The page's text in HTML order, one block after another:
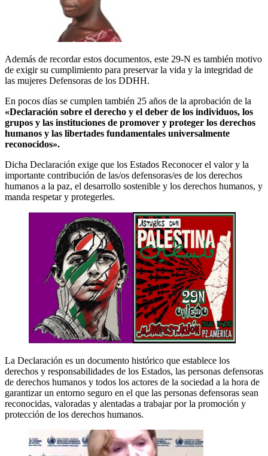
Además de recordar estos documentos, este 29-N es también motivo
de exigir su cumplimiento para preservar la vida y la integridad de
las mujeres Defensoras de los DDHH.
En pocos días se cumplen también 25 años de la aprobación de la
«Declaración sobre el derecho y el deber de los individuos, los
grupos y las instituciones de promover y proteger los derechos
humanos y las libertades fundamentales universalmente
reconocidos».
Dicha Declaración exige que los Estados Reconocer el valor y la
importante contribución de las/os defensoras/es de los derechos
humanos a la paz, el desarrollo sostenible y los derechos humanos, y
manda respetar y protegerles.
La Declaración es un documento histórico que establece los
derechos y responsabilidades de los Estados, las personas defensoras
de derechos humanos y todos los actores de la sociedad a la hora de
garantizar un entorno seguro en el que las personas defensoras sean
reconocidas, valoradas y alentadas a trabajar por la promoción y
protección de los derechos humanos.